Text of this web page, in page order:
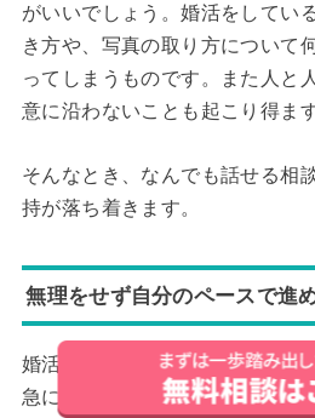
がいいでしょう。婚活をしてい
き方や、写真の取り方について
ってしまうものです。また人と
意に沿わないことも起こり得ます
そんなとき、なんでも話せる相
持が落ち着きます。
無理をせず自分のペースで進
婚活は人と出会い外にでるきっ
急に物事を進めようとすると、